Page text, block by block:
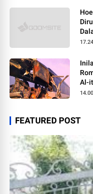
Al-
FEATURED POST